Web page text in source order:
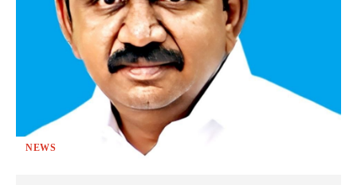
NEWS